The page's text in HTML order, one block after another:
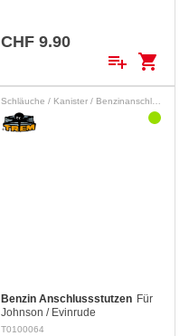
CHF 9.90
playlist_add shopping_cart
Schläuche / Kanister / Benzinanschlüsse
Benzin Anschlussstutzen Für
Johnson / Evinrude
Aussenbordmotoren (Buchse)
T0100064